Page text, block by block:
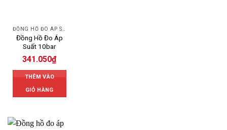
ĐỒNG HỒ ĐO ÁP SUẤT
Đồng Hồ Đo Áp
Suất 10bar
341.050₫
THÊM VÀO
GIỎ HÀNG